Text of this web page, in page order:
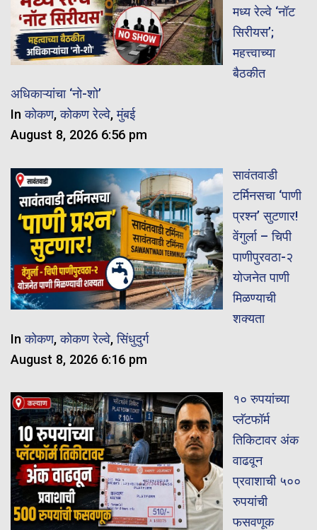
मध्य रेल्वे ‘नॉट
सिरीयस’;
महत्त्वाच्या
बैठकीत
अधिकाऱ्यांचा ‘नो-शो’
Inकोकण,कोकण रेल्वे,मुंबई
August 8, 2026 6:56 pm
सावंतवाडी
टर्मिनसचा ‘पाणी
प्रश्न’ सुटणार!
वेंगुर्ला – चिपी
पाणीपुरवठा-२
योजनेत पाणी
मिळण्याची
शक्यता
Inकोकण,कोकण रेल्वे,सिंधुदुर्ग
August 8, 2026 6:16 pm
१० रुपयांच्या
प्लॅटफॉर्म
तिकिटावर अंक
वाढवून
प्रवाशाची ५००
रुपयांची
फसवणूक